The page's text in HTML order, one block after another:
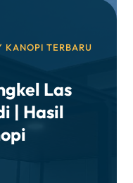
KANOPI TERBARU
Las
| Hasil